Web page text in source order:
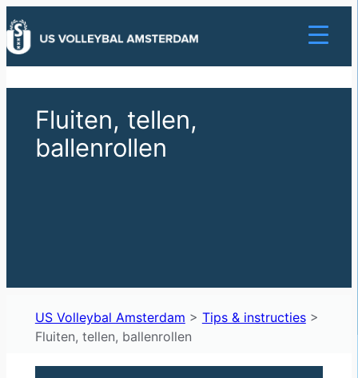
Ga
naar
de
Fluiten, tellen,
ballenrollen
US Volleybal Amsterdam > Tips & instructies>
Fluiten, tellen, ballenrollen